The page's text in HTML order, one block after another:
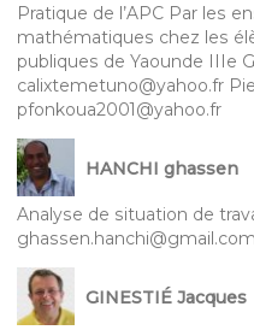
Pratique de l’APC Par les
mathématiques chez les
publiques de Yaounde IIIe
calixtemetuno@yahoo.fr
pfonkoua2001@yahoo.fr
HANCHI ghassen
Analyse de situation de
ghassen.hanchi@gmail.com
GINESTIÉ Jacques